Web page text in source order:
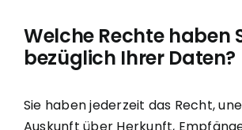
Welche Rechte haben
bezüglich Ihrer Daten?
Sie haben jederzeit das Recht,